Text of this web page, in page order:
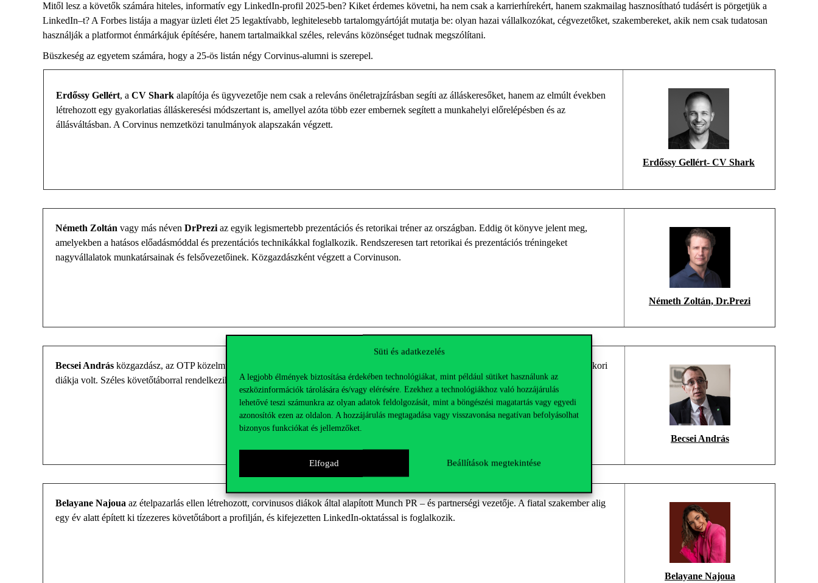
Süti és adatkezelés
A legjobb élmények biztosítása érdekében technológiákat, mint például sütiket használunk az
eszközinformációk tárolására és/vagy elérésére. Ezekhez a technológiákhoz való hozzájárulás
lehetővé teszi számunkra az olyan adatok feldolgozását, mint a böngészési magatartás vagy egyedi
azonosítók ezen az oldalon. A hozzájárulás megtagadása vagy visszavonása negatívan befolyásolhat
bizonyos funkciókat és jellemzőket.
Elfogad Beállítások megtekintése
Mitől lesz a követők számára hiteles, informatív egy LinkedIn-profil 2025-ben? Kiket érdemes követni, ha nem csak a karrierhírekért, hanem szakmailag hasznosítható tudásért is pörgetjük a
LinkedIn–t? A Forbes listája a magyar üzleti élet 25 legaktívabb, leghitelesebb tartalomgyártóját mutatja be: olyan hazai vállalkozókat, cégvezetőket, szakembereket, akik nem csak tudatosan
használják a platformot énmárkájuk építésére, hanem tartalmaikkal széles, releváns közönséget tudnak megszólítani.
Büszkeség az egyetem számára, hogy a 25-ös listán négy Corvinus-alumni is szerepel.
ErdőssyGellért, a CV Sharkalapítója és ügyvezetőjenem csak a releváns önéletrajzírásban segíti az álláskeresőket, hanem az elmúlt években
létrehozott egy gyakorlatias álláskeresési módszertant is, amellyel azóta több ezer embernek segített a munkahelyi előrelépésben és az
állásváltásban. A Corvinus nemzetközi tanulmányok alapszakán végzett.
Erdőssy Gellért- CV Shark
Németh Zoltán vagy más néven DrPrezi az egyik legismertebb prezentációs és retorikai tréner az országban. Eddig öt könyve jelent meg,
amelyekben a hatásos előadásmóddal és prezentációs technikákkal foglalkozik. Rendszeresen tart retorikai és prezentációs tréningeket
nagyvállalatok munkatársainak és felsővezetőinek. Közgazdászként végzett a Corvinuson.
Németh Zoltán, Dr.Prezi
Becsei András közgazdász, az OTPközelmúltban
is a Corvinus egykori
diákja volt. Széles követőtáborral rendelkezik, posztjaira pedig kiemelkedően magas interakció érkezik.
Becsei András
Belayane Najoua az ételpazarlás ellen létrehozott, corvinusos diákok által alapítottMunch PR – és partnerségi vezetője. A fiatal szakember alig
egy év alatt épített ki tízezeres követőtábort a profilján, és kifejezetten LinkedIn-oktatással is foglalkozik.
Belayane Najoua